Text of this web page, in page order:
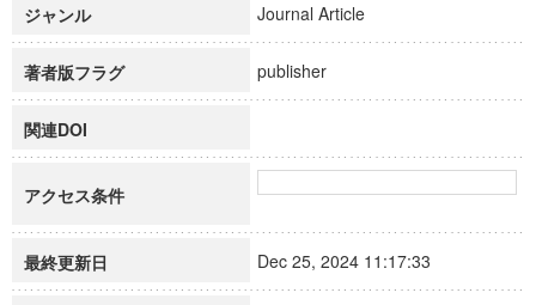
ジャンル Journal Article
著者版フラグ publisher
関連DOI
アクセス条件
最終更新日 Dec 25, 2024 11:17:33